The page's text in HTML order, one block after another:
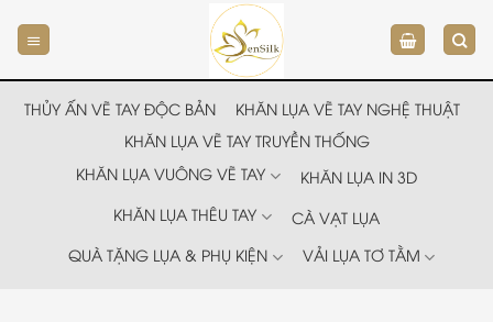
đến
nội
dung
THỦY ẤN VẼ TAY ĐỘC BẢN
KHĂN LỤA VẼ TAY NGHỆ THUẬT
KHĂN LỤA VẼ TAY TRUYỀN THỐNG
KHĂN LỤA VUÔNG VẼ TAY
KHĂN LỤA IN 3D
KHĂN LỤA THÊU TAY
CÀ VẠT LỤA
QUÀ TẶNG LỤA & PHỤ KIỆN
VẢI LỤA TƠ TẰM